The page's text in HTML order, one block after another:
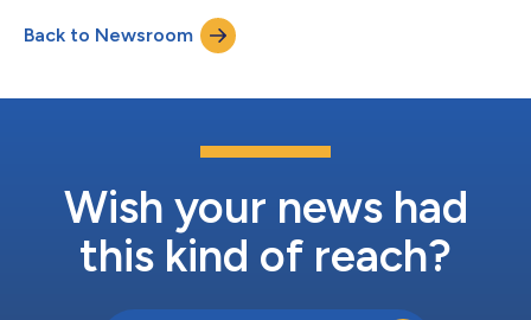
effets du changement climatique ont accru la pression sur les
investisseurs, les entreprises et les gouvernements, pour qu'ils
contribuent à la transition...
Back to Newsroom
Wish your news had
this kind of reach?